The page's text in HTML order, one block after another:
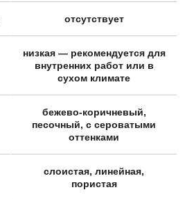
отсутствует
низкая — рекомендуется для
внутренних работ или в
сухом климате
бежево-коричневый,
песочный, с сероватыми
оттенками
слоистая, линейная,
пористая